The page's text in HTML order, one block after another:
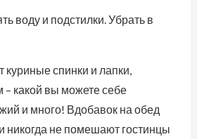
воду и подстилки. Убрать в
куриные спинки и лапки,
какой вы можете себе
и много! Вдобавок на обед
никогда не помешают гостинцы